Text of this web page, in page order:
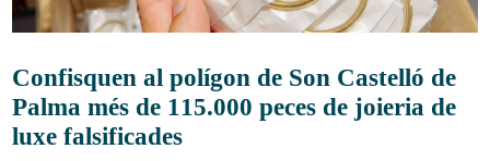
Confisquen al polígon de Son Castelló de
Palma més de 115.000 peces de joieria de
luxe falsificades